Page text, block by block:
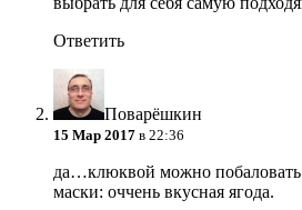
Ответить
Поварёшкин
15 Мар 2017 в 22:36
да…клюквой можно побаловать
маски: оччень вкусная ягода.